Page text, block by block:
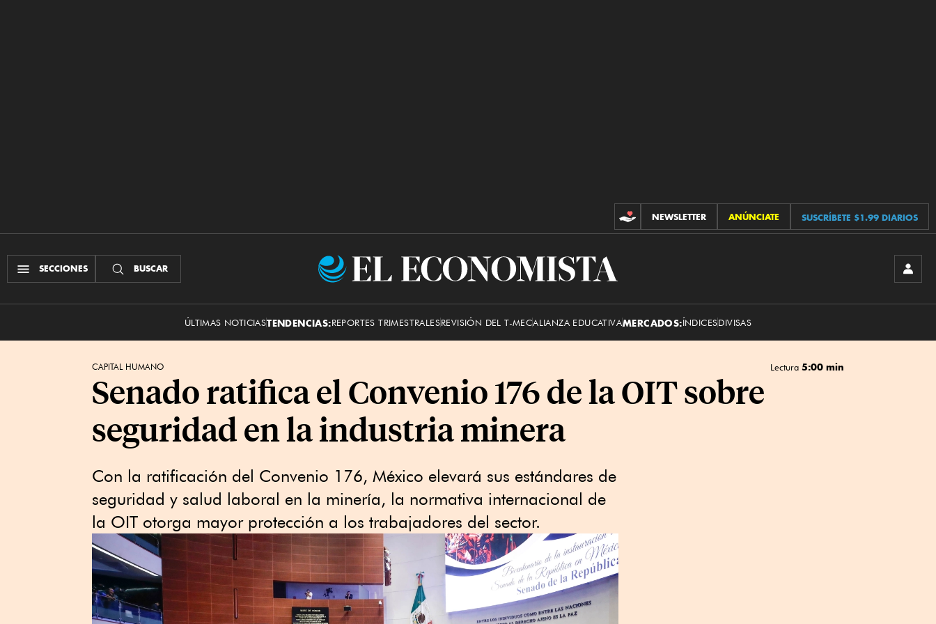
CONTRIBUCIONES
NEWSLETTER ANÚNCIATE SUSCRÍBETE $1.99 DIARIOS
SECCIONES BUSCAR
El
ÚLTIMAS NOTICIASTENDENCIAS:REPORTES TRIMESTRALESREVISIÓN DEL T-MECALIANZA EDUCATIVAMERCADOS:ÍNDICESDIVISAS
CAPITAL HUMANO Lectura 5:00 min
Senado ratifica el Convenio 176 de la OIT sobre
seguridad en la industria minera
Con la ratificación del Convenio 176, México elevará sus estándares de
seguridad y salud laboral en la minería, la normativa internacional de
la OIT otorga mayor protección a los trabajadores del sector.